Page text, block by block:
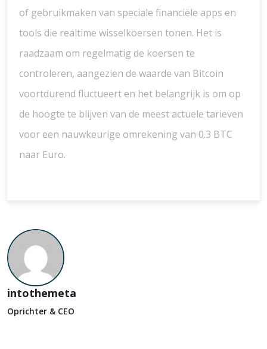
of gebruikmaken van speciale financiële apps en
tools die realtime wisselkoersen tonen. Het is
raadzaam om regelmatig de koersen te
controleren, aangezien de waarde van Bitcoin
voortdurend fluctueert en het belangrijk is om op
de hoogte te blijven van de meest actuele tarieven
voor een nauwkeurige omrekening van 0.3 BTC
naar Euro.
intothemeta
Oprichter & CEO